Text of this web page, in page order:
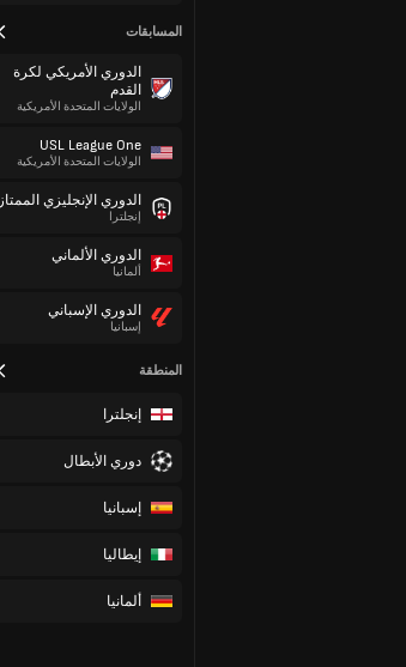
المسابقات
الدوري الأمريكي لكرة
القدم
الولايات المتحدة الأمريكية
USL League One
الولايات المتحدة الأمريكية
الدوري الإنجليزي الممتاز
إنجلترا
الدوري الألماني
ألمانيا
الدوري الإسباني
إسبانيا
المنطقة
إنجلترا
دوري الأبطال
إسبانيا
إيطاليا
ألمانيا